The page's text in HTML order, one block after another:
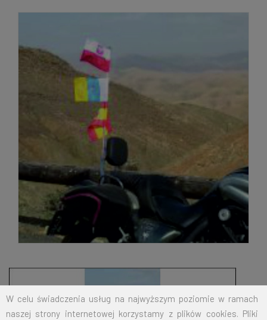
W celu świadczenia usług na najwyższym poziomie w ramach
naszej strony internetowej korzystamy z plików cookies. Pliki